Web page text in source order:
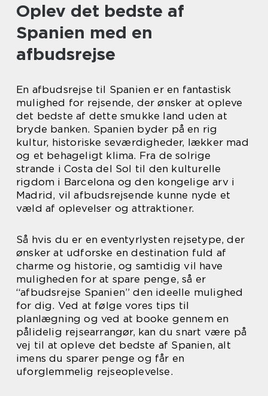
Oplev det bedste af
Spanien med en
afbudsrejse
En afbudsrejse til Spanien er en fantastisk
mulighed for rejsende, der ønsker at opleve
det bedste af dette smukke land uden at
bryde banken. Spanien byder på en rig
kultur, historiske seværdigheder, lækker mad
og et behageligt klima. Fra de solrige
strande i Costa del Sol til den kulturelle
rigdom i Barcelona og den kongelige arv i
Madrid, vil afbudsrejsende kunne nyde et
væld af oplevelser og attraktioner.
Så hvis du er en eventyrlysten rejsetype, der
ønsker at udforske en destination fuld af
charme og historie, og samtidig vil have
muligheden for at spare penge, så er
“afbudsrejse Spanien” den ideelle mulighed
for dig. Ved at følge vores tips til
planlægning og ved at booke gennem en
pålidelig rejsearrangør, kan du snart være på
vej til at opleve det bedste af Spanien, alt
imens du sparer penge og får en
uforglemmelig rejseoplevelse.